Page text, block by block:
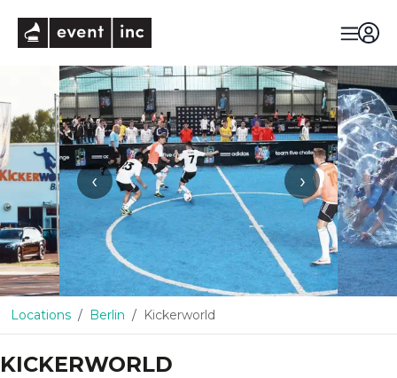
‹ ›
Locations Berlin Kickerworld
KICKERWORLD